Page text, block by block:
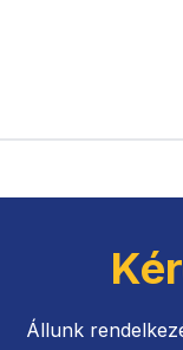
Állunk